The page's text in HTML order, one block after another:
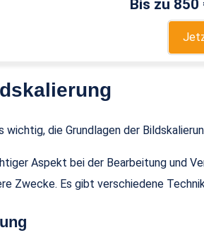
Bis zu 850
die Grundlagen der
Aspekt bei der Bearbeitung und
Zwecke. Es gibt verschiedene